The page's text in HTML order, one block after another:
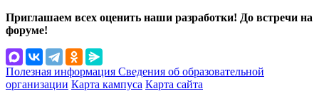
Приглашаем всех оценить наши разработки! До встречи на
форуме!
Полезная информация Сведения об образовательной
организации Карта кампуса Карта сайта